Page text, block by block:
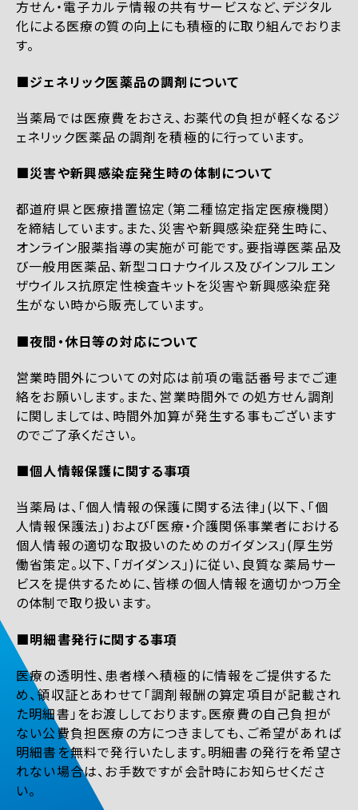
方せん・電子カルテ情報の共有サービスなど、デジタル
化による医療の質の向上にも積極的に取り組んでおりま
す。
■ジェネリック医薬品の調剤について
当薬局では医療費をおさえ、お薬代の負担が軽くなるジ
ェネリック医薬品の調剤を積極的に行っています。
■災害や新興感染症発生時の体制について
都道府県と医療措置協定（第二種協定指定医療機関）
を締結しています。また、災害や新興感染症発生時に、
オンライン服薬指導の実施が可能です。要指導医薬品及
び一般用医薬品、新型コロナウイルス及びインフルエン
ザウイルス抗原定性検査キットを災害や新興感染症発
生がない時から販売しています。
■夜間・休日等の対応について
営業時間外についての対応は前項の電話番号までご連
絡をお願いします。また、営業時間外での処方せん調剤
に関しましては、時間外加算が発生する事もございます
のでご了承ください。
■個人情報保護に関する事項
当薬局は、「個人情報の保護に関する法律」(以下、「個
人情報保護法」)および「医療・介護関係事業者における
個人情報の適切な取扱いのためのガイダンス」(厚生労
働省策定。以下、「ガイダンス」)に従い、良質な薬局サー
ビスを提供するために、皆様の個人情報を適切かつ万全
の体制で取り扱います。
■明細書発行に関する事項
医療の透明性、患者様へ積極的に情報をご提供するた
め、領収証とあわせて「調剤報酬の算定項目が記載され
た明細書」をお渡ししております。医療費の自己負担が
ない公費負担医療の方につきましても、ご希望があれば
明細書を無料で発行いたします。明細書の発行を希望さ
れない場合は、お手数ですが会計時にお知らせくださ
い。